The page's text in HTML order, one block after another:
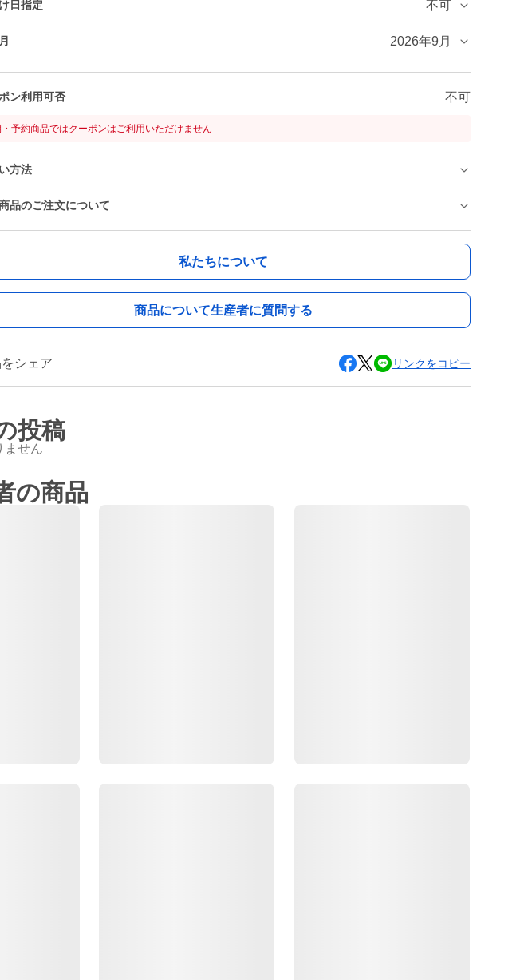
日指定 不可
2026年9月
ン利用可否 不可
・予約商品ではクーポンはご利用いただけません
方法
品のご注文について
私たちについて
商品について生産者に質問する
シェア リンクをコピー
投稿
ません
の商品